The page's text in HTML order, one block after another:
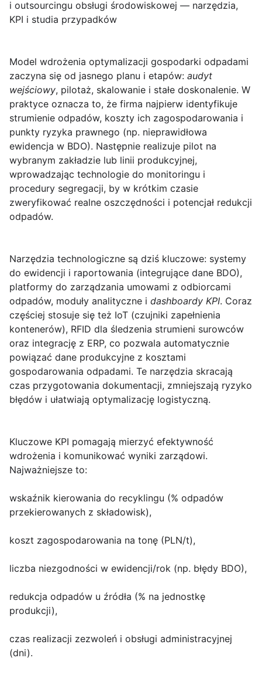
i outsourcingu obsługi środowiskowej — narzędzia,
KPI i studia przypadków
Model wdrożenia optymalizacji gospodarki odpadami
zaczyna się od jasnego planu i etapów: audyt
wejściowy, pilotaż, skalowanie i stałe doskonalenie. W
praktyce oznacza to, że firma najpierw identyfikuje
strumienie odpadów, koszty ich zagospodarowania i
punkty ryzyka prawnego (np. nieprawidłowa
ewidencja w BDO). Następnie realizuje pilot na
wybranym zakładzie lub linii produkcyjnej,
wprowadzając technologie do monitoringu i
procedury segregacji, by w krótkim czasie
zweryfikować realne oszczędności i potencjał redukcji
odpadów.
Narzędzia technologiczne są dziś kluczowe: systemy
do ewidencji i raportowania (integrujące dane BDO),
platformy do zarządzania umowami z odbiorcami
odpadów, moduły analityczne i dashboardy KPI. Coraz
częściej stosuje się też IoT (czujniki zapełnienia
kontenerów), RFID dla śledzenia strumieni surowców
oraz integrację z ERP, co pozwala automatycznie
powiązać dane produkcyjne z kosztami
gospodarowania odpadami. Te narzędzia skracają
czas przygotowania dokumentacji, zmniejszają ryzyko
błędów i ułatwiają optymalizację logistyczną.
Kluczowe KPI pomagają mierzyć efektywność
wdrożenia i komunikować wyniki zarządowi.
Najważniejsze to:
wskaźnik kierowania do recyklingu (% odpadów
przekierowanych z składowisk),
koszt zagospodarowania na tonę (PLN/t),
liczba niezgodności w ewidencji/rok (np. błędy BDO),
redukcja odpadów u źródła (% na jednostkę
produkcji),
czas realizacji zezwoleń i obsługi administracyjnej
(dni).